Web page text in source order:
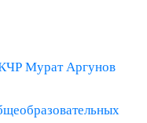
Мурат Аргунов